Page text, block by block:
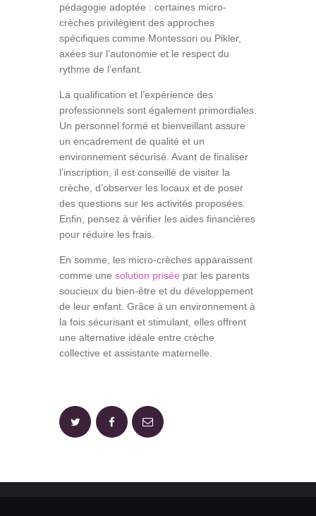
pédagogie adoptée : certaines micro-
crèches privilégient des approches
spécifiques comme Montessori ou Pikler,
axées sur l’autonomie et le respect du
rythme de l’enfant.
La qualification et l’expérience des
professionnels sont également primordiales.
Un personnel formé et bienveillant assure
un encadrement de qualité et un
environnement sécurisé. Avant de finaliser
l’inscription, il est conseillé de visiter la
crèche, d’observer les locaux et de poser
des questions sur les activités proposées.
Enfin, pensez à vérifier les aides financières
pour réduire les frais.
En somme, les micro-crèches apparaissent
comme une solution prisée par les parents
soucieux du bien-être et du développement
de leur enfant. Grâce à un environnement à
la fois sécurisant et stimulant, elles offrent
une alternative idéale entre crèche
collective et assistante maternelle.